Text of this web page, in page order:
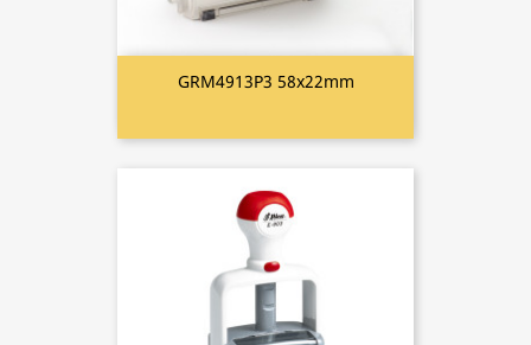
GRM4913P3 58x22mm